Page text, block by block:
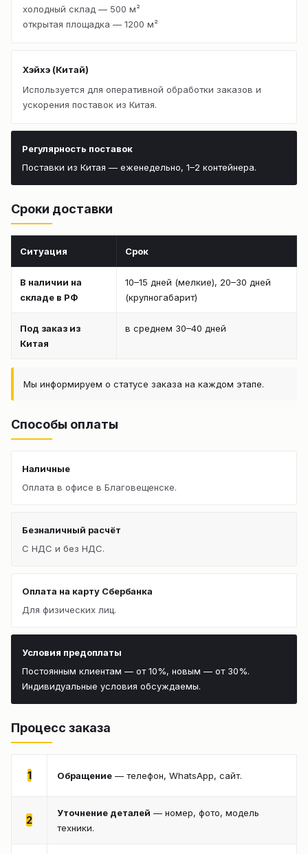
холодный склад — 500 м²
открытая площадка — 1200 м²
Хэйхэ (Китай)
Используется для оперативной обработки заказов и
ускорения поставок из Китая.
Регулярность поставок
Поставки из Китая — еженедельно, 1–2 контейнера.
Сроки доставки
Ситуация Срок
В наличии на
складе в РФ
10–15 дней (мелкие), 20–30 дней
(крупногабарит)
Под заказ из
Китая
в среднем 30–40 дней
Мы информируем о статусе заказа на каждом этапе.
Способы оплаты
Наличные
Оплата в офисе в Благовещенске.
Безналичный расчёт
С НДС и без НДС.
Оплата на карту Сбербанка
Для физических лиц.
Условия предоплаты
Постоянным клиентам — от 10%, новым — от 30%.
Индивидуальные условия обсуждаемы.
Процесс заказа
1 Обращение — телефон, WhatsApp, сайт.
2
Уточнение деталей — номер, фото, модель
техники.